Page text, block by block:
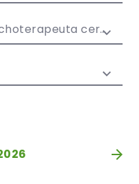
dla dzieci i
młodzieży
Katarzyna Liszewska - psychoterapeuta certyfikowany
»